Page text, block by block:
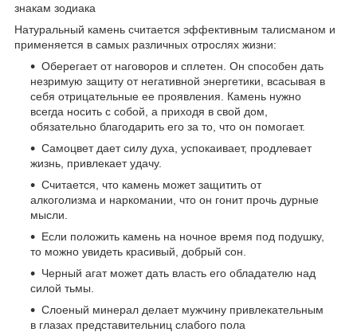
знакам зодиака
Натуральный камень считается эффективным талисманом и
применяется в самых различных отрослях жизни:
Оберегает от наговоров и сплетен. Он способен дать
незримую защиту от негативной энергетики, всасывая в
себя отрицательные ее проявления. Камень нужно
всегда носить с собой, а приходя в свой дом,
обязательно благодарить его за то, что он помогает.
Самоцвет дает силу духа, успокаивает, продлевает
жизнь, привлекает удачу.
Считается, что камень может защитить от
алкоголизма и наркомании, что он гонит прочь дурные
мысли.
Если положить камень на ночное время под подушку,
то можно увидеть красивый, добрый сон.
Черный агат может дать власть его обладателю над
силой тьмы.
Слоеный минерал делает мужчину привлекательным
в глазах представительниц слабого пола